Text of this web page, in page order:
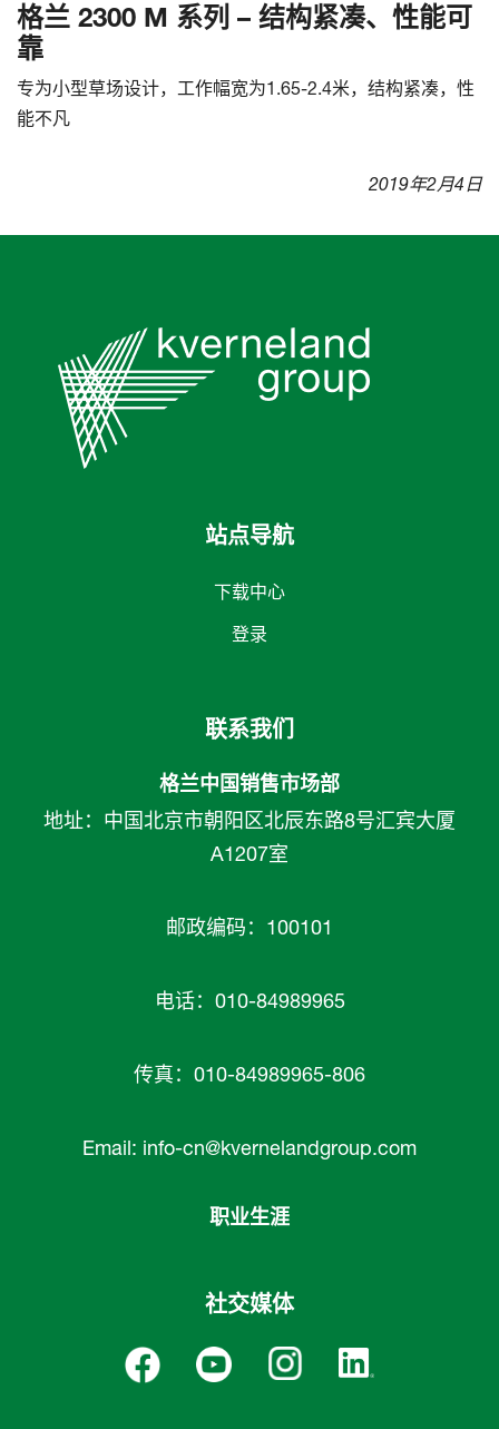
格兰 2300 M 系列 – 结构紧凑、性能可
靠
专为小型草场设计，工作幅宽为1.65-2.4米，结构紧凑，性
能不凡
2019年2月4日
站点导航
下载中心
登录
联系我们
格兰中国销售市场部
地址：中国北京市朝阳区北辰东路8号汇宾大厦
A1207室
邮政编码：100101
电话：010-84989965
传真：010-84989965-806
Email: info-cn@kvernelandgroup.com
职业生涯
社交媒体